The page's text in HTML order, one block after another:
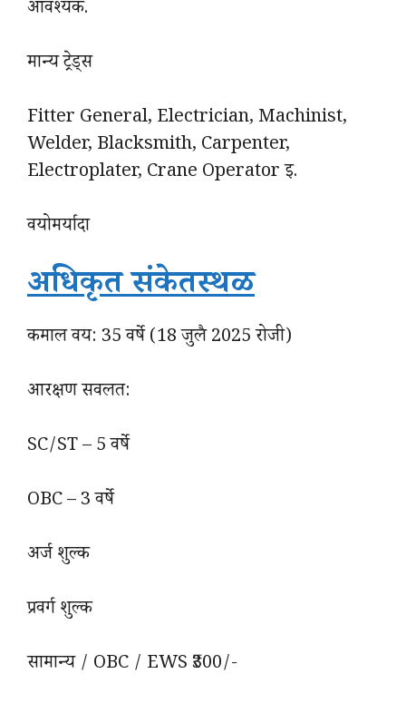
आवश्यक.
मान्य ट्रेड्स
Fitter General, Electrician, Machinist,
Welder, Blacksmith, Carpenter,
Electroplater, Crane Operator इ.
वयोमर्यादा
अधिकृत संकेतस्थळ
कमाल वय: 35 वर्षे (18 जुलै 2025 रोजी)
आरक्षण सवलत:
SC/ST – 5 वर्षे
OBC – 3 वर्षे
अर्ज शुल्क
प्रवर्ग शुल्क
सामान्य / OBC / EWS ₹300/-